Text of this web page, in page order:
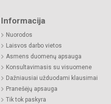
Informacija
Nuorodos
Laisvos darbo vietos
Asmens duomenų apsauga
Konsultavimasis su visuomene
Dažniausiai užduodami klausimai
Pranešėjų apsauga
Tik tok paskyra